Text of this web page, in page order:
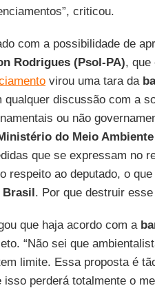
criticou.
com a possibilidade de
Rodrigues (Psol-PA), que
virou uma tara da
qualquer discussão com a
ou não
do Meio Ambiente
que se expressam no
respeito ao deputado, o
Brasil. Por que destruir
que haja acordo com a
“Não sei que
limite. Essa proposta é
isso perderá totalmente o